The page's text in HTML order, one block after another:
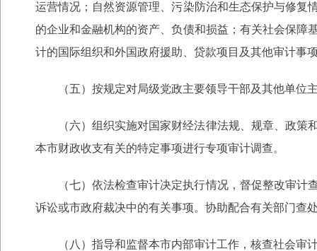
运营情况；自然资源管理、污染防治和生态保护与修复
的企业和金融机构的资产、负债和损益；有关社会保障
计的国际组织和外国政府援助、贷款项目及其他审计事
（五）按规定对局级党政主要领导干部及其他单
（六）组织实施对国家财经法律法规、规章、政
本市财政收支有关的特定事项进行专项审计调查。
（七）依法检查审计决定执行情况，督促整改审
诉讼或市政府裁决中的有关事项。协助配合有关部门查
（八）指导和监督本市内部审计工作，核查社会